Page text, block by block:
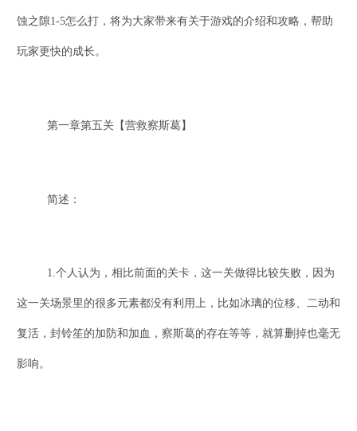
蚀之隙1-5怎么打，将为大家带来有关于游戏的介绍和攻略，帮助
玩家更快的成长。
第一章第五关【营救察斯葛】
简述：
1.个人认为，相比前面的关卡，这一关做得比较失败，因为
这一关场景里的很多元素都没有利用上，比如冰璃的位移、二动和
复活，封铃笙的加防和加血，察斯葛的存在等等，就算删掉也毫无
影响。